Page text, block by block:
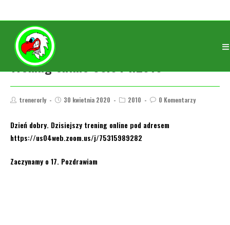
Trening online 30.04 r.2010
trenerorly 30 kwietnia 2020 2010 0 Komentarzy
Dzień dobry. Dzisiejszy trening online pod adresem
https://us04web.zoom.us/j/75315989282
Zaczynamy o 17. Pozdrawiam